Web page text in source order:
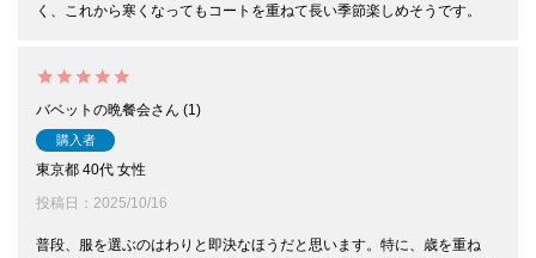
く、これから寒くなってもコートを重ねて長い季節楽しめそうです。
バベットの晩餐会 1
購入者
東京都 40代 女性
投稿日
2025/10/16
普段、服を選ぶのはわりと即決なほうだと思います。特に、歳を重ね